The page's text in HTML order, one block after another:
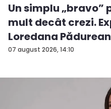
07 august 2026, 14:10
Un simplu
mult decât crezi.
Loredana